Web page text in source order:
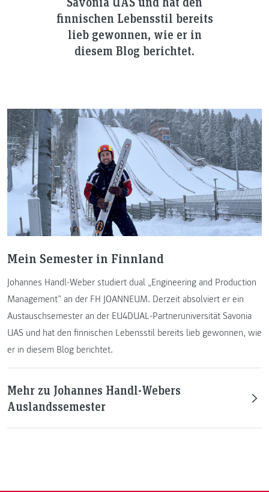
finnischen Lebensstil bereits
lieb gewonnen, wie er in
diesem Blog berichtet.
Mein Semester in Finnland
Johannes Handl-Weber studiert dual „Engineering and Production
Management” an der FH JOANNEUM. Derzeit absolviert er ein
Austauschsemester an der EU4DUAL-Partneruniversität Savonia
UAS und hat den finnischen Lebensstil bereits lieb gewonnen, wie
er in diesem Blog berichtet.
Mehr zu Johannes Handl-Webers
Auslandssemester